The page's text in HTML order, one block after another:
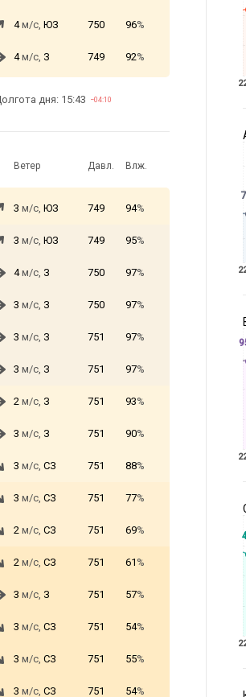
4м/с, ЮЗ 750 96%
4м/с, З 749 92%
дня: 15:43 −04:10
Ветер Давл. Влж.
3 м/с, ЮЗ 749 94%
3 м/с, ЮЗ 749 95%
4м/с, З 750 97%
3 м/с, З 750 97%
3 м/с, З 751 97%
3 м/с, З 751 97%
2 м/с, З 751 93%
3 м/с, З 751 90%
3 м/с, СЗ 751 88%
3 м/с, СЗ 751 77%
2 м/с, СЗ 751 69%
2 м/с, СЗ 751 61 %
3 м/с, З 751 57%
3 м/с, СЗ 751 54%
3 м/с, СЗ 751 55%
3 м/с, СЗ 751 54%